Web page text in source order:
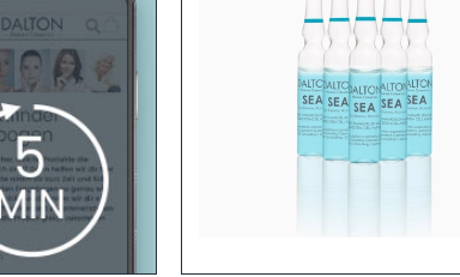
Aging Serum zur